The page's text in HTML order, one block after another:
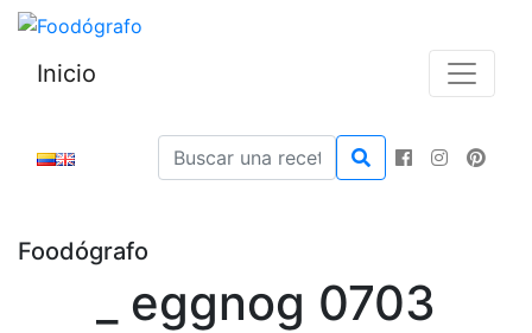
Inicio
Foodógrafo
_ eggnog 0703